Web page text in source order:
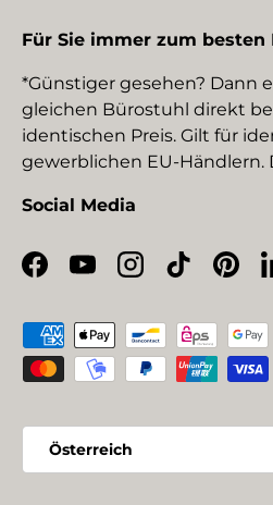
Für Sie immer zum besten
*Günstiger gesehen? Dann
gleichen Bürostuhl direkt
identischen Preis. Gilt für
gewerblichen EU-Händlern.
Social Media
Facebook
YouTubeInstagram
TikTok
Zahlungsmethoden
Land/Region
Österreich